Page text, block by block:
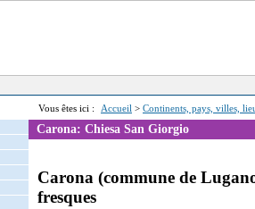
Vous êtes ici : Accueil > Continents, pays, villes,
Carona: Chiesa San Giorgio
Carona (commune de
fresques